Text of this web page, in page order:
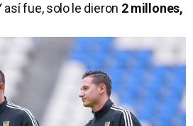
así fue, solo le dieron 2 millones,